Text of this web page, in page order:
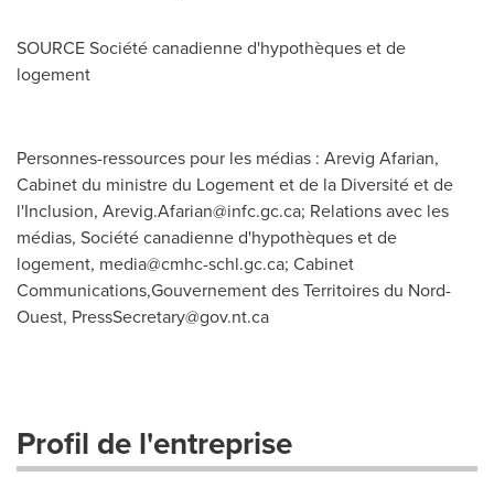
SOURCE Société canadienne d'hypothèques et de
logement
Personnes-ressources pour les médias : Arevig Afarian,
Cabinet du ministre du Logement et de la Diversité et de
l'Inclusion, Arevig.Afarian@infc.gc.ca; Relations avec les
médias, Société canadienne d'hypothèques et de
logement, media@cmhc-schl.gc.ca; Cabinet
Communications,Gouvernement des Territoires du Nord-
Ouest, PressSecretary@gov.nt.ca
Profil de l'entreprise